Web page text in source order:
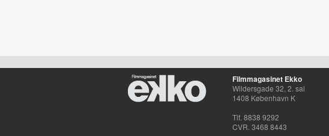
Filmmagasinet Ekko
Wildersgade 32, 2. sal
1408 København K
Tlf. 8838 9292
CVR. 3468 8443